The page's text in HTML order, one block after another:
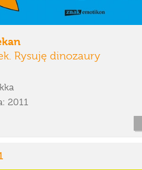
Rysuję dinozaury
2011